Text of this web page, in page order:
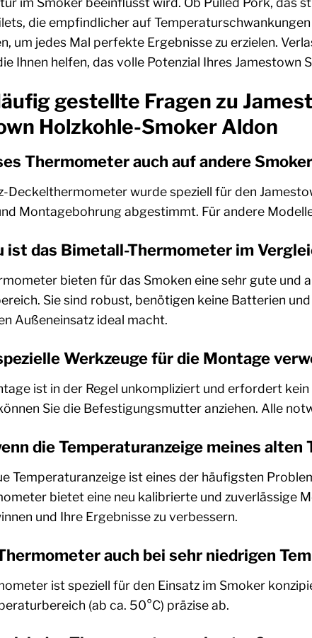
die empfindlicher auf
um jedes Mal perfekte Ergebnisse zu erzielen.
Ihnen helfen, das volle Potenzial Ihres Jamestown
gestellte Fragen zu
Holzkohle-Smoker Aldon
Thermometer auch auf andere
Deckelthermometer wurde speziell für den
Montagebohrung abgestimmt. Für andere
ist das Bimetall-Thermometer im
bieten für das Smoken eine sehr gute und
Sie sind robust, benötigen keine Batterien
Außeneinsatz ideal macht.
Werkzeuge für die Montage
ist in der Regel unkompliziert und erfordert
Sie die Befestigungsmutter anziehen. Alle
die Temperaturanzeige meines
Temperaturanzeige ist eines der häufigsten
bietet eine neu kalibrierte und zuverlässige
und Ihre Ergebnisse zu verbessern.
auch bei sehr niedrigen
ist speziell für den Einsatz im Smoker
(ab ca. 50°C) präzise ab.